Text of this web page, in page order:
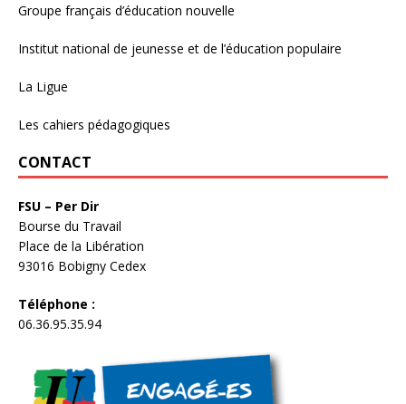
Groupe français d’éducation nouvelle
Institut national de jeunesse et de l’éducation populaire
La Ligue
Les cahiers pédagogiques
CONTACT
FSU – Per Dir
Bourse du Travail
Place de la Libération
93016 Bobigny Cedex
Téléphone :
06.36.95.35.94